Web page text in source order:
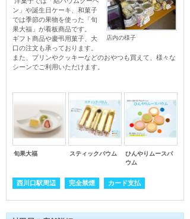
店内の様子
ン」や誕生日ケーキ、和菓子
では季節の果物を使った「旬
果大福」が看板商品です。
ギフト商品や慶弔用菓子、大
口の注文も承っております。
また、プリンやクッキーなどのおやつも買えて、様々な
シーンでご利用いただけます。
旬果大福 スティックバウム
ひんやりムースバ
ウム
西川口駅周辺 完全禁煙 カード支払